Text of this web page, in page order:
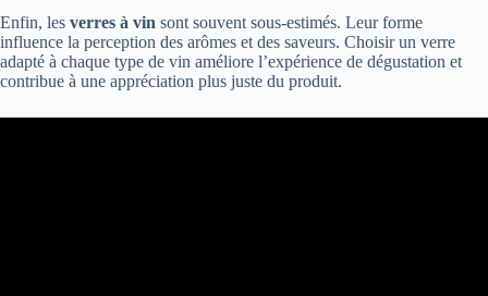
Enfin, les verres à vin sont souvent sous-estimés. Leur forme
influence la perception des arômes et des saveurs. Choisir un verre
adapté à chaque type de vin améliore l’expérience de dégustation et
contribue à une appréciation plus juste du produit.